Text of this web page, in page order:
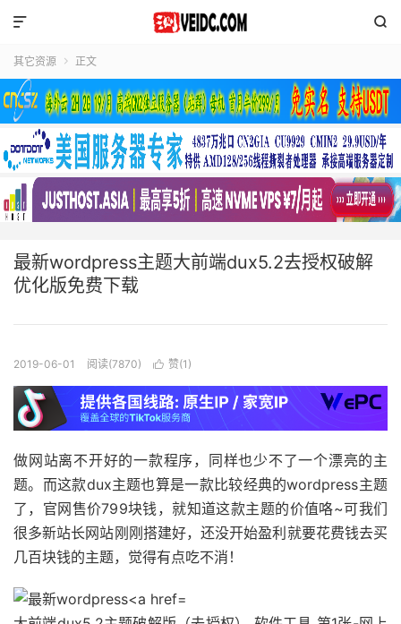


其它资源  正文
最新wordpress主题大前端dux5.2去授权破解
优化版免费下载
2019-06-01 阅读(7870)  赞(1 )
做网站离不开好的一款程序，同样也少不了一个漂亮的主
题。而这款dux主题也算是一款比较经典的wordpress主题
了，官网售价799块钱，就知道这款主题的价值咯~可我们
很多新站长网站刚刚搭建好，还没开始盈利就要花费钱去买
几百块钱的主题，觉得有点吃不消！